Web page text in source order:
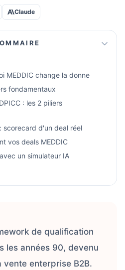
Claude
MEDDIC change la donne
fondamentaux
: les 2 piliers
scorecard d'un deal réel
vos deals MEDDIC
un simulateur IA
de qualification
les années 90, devenu
vente enterprise B2B.